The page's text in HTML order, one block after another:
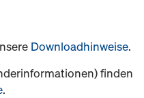
Downloadhinweise.
finden
.